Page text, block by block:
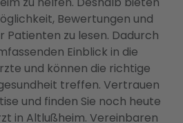
Bewertungen und
Patienten zu lesen. Dadurch
Einblick in die
und können die richtige
treffen. Vertrauen
und finden Sie noch heute
in Altlußheim. Vereinbaren